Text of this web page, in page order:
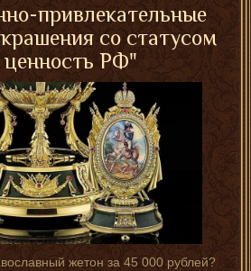
привлекательные
со статусом
ценность РФ"
жетон за 45 000 рублей?